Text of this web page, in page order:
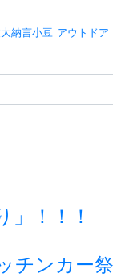
納言小豆 アウトドア
！！！
チンカー祭